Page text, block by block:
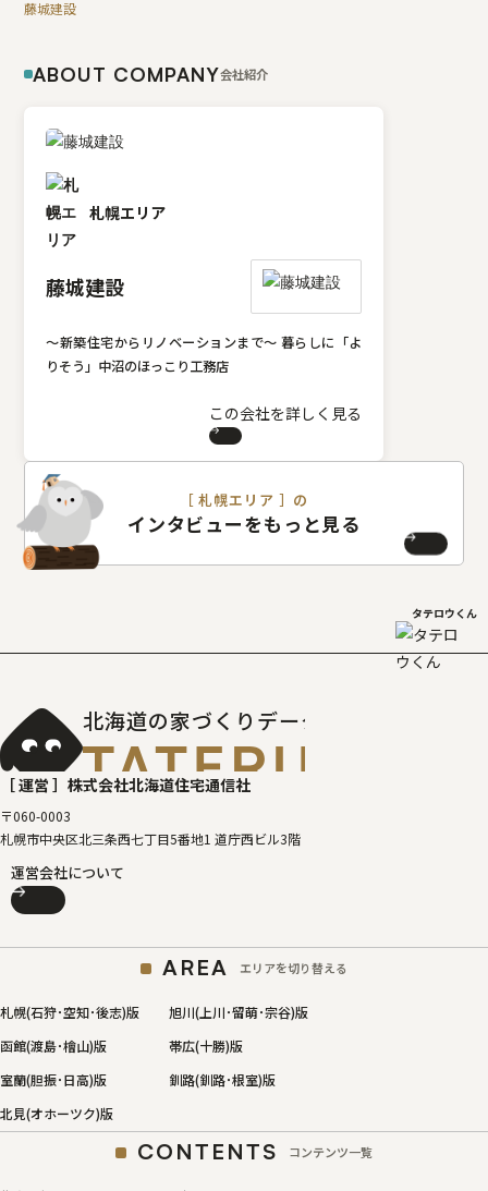
藤城建設
ABOUT COMPANY会社紹介
札幌エリア
藤城建設
～新築住宅からリノベーションまで～ 暮らしに「よ
りそう」中沼のほっこり工務店
この会社を詳しく見る
［ 札幌エリア ］の
インタビューをもっと見る
タテロウくん
北海道の家づくりデータベース
［ 運営 ］ 株式会社北海道住宅通信社
〒060-0003
札幌市中央区北三条西七丁目5番地1 道庁西ビル3階
運営会社について
AREA エリアを切り替える
札幌(石狩･空知･後志)版
旭川(上川･留萌･宗谷)版
函館(渡島･檜山)版
帯広(十勝)版
室蘭(胆振･日高)版
釧路(釧路･根室)版
北見(オホーツク)版
CONTENTS コンテンツ一覧